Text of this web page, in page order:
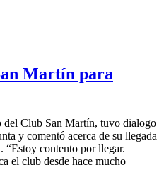
Martín para
del Club San Martín, tuvo dialogo
y comentó acerca de su llegada
“Estoy contento por llegar.
el club desde hace mucho